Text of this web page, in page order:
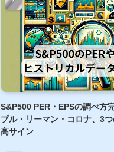
S&P500 PER・EPSの調べ方
ブル・リーマン・コロナ、3
高サイン